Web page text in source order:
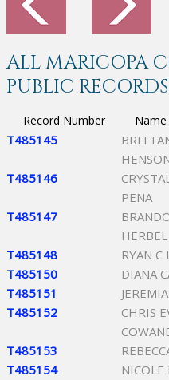
ALL MARICOPA
PUBLIC RECORDS
Record Number
T485145
T485146
PENA
T485147
HERBEL
T485148 RYAN C
T485150
DIANA
T485151
T485152
CHRIS
T485153
T485154
NICOLE